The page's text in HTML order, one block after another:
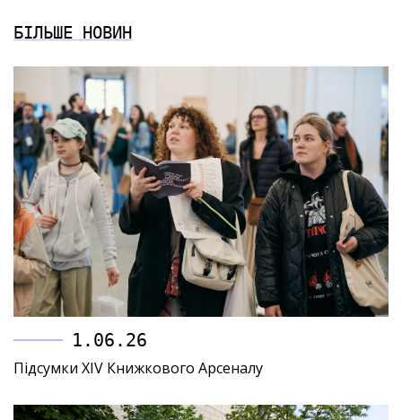
БІЛЬШЕ НОВИН
1.06.26
Підсумки XIV Книжкового Арсеналу